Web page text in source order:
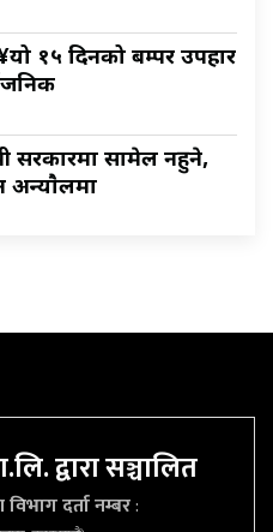
१५ दिनको बम्पर उपहार
सरकारमा सामेल नहुने,
अन्याैलमा
द्वारा सञ्चालित
दर्ता नम्बर: